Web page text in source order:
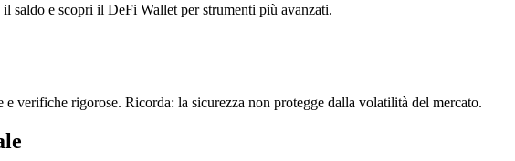
saldo e scopri il DeFi Wallet per strumenti più avanzati.
e verifiche rigorose. Ricorda: la sicurezza non protegge dalla volatilità del mercato.